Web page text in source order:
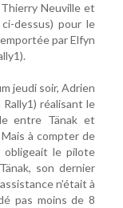
Neuville et
dessus) pour le
par Elfyn
jeudi soir, Adrien
réalisant le
entre Tänak et
à compter de
obligeait le pilote
son dernier
n’était à
pas moins de 8